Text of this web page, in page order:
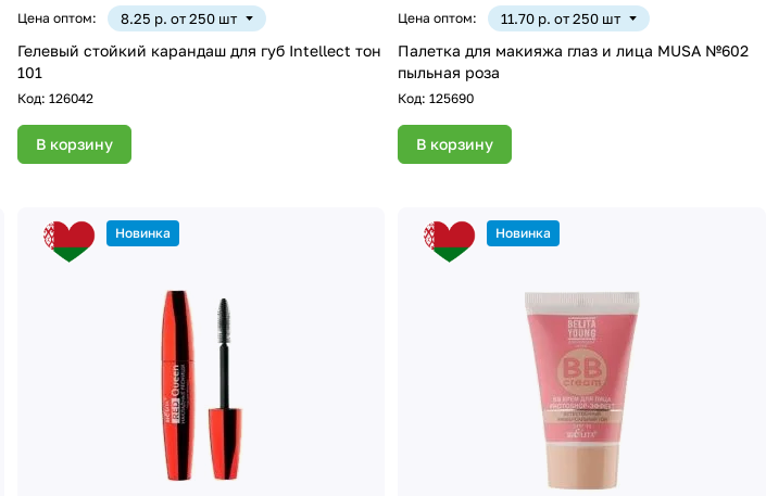
Цена оптом: 8.25 р. от 250 шт
Гелевый стойкий карандаш для губ Intellect тон
101
Код: 126042
В корзину
Цена оптом: 11.70 р. от 250 шт
Палетка для макияжа глаз и лица MUSA №602
пыльная роза
Код:125690
В корзину
Новинка Новинка